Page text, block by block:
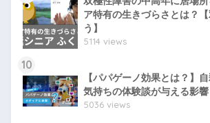
ア特有の生きづらさとは？
う】
5114 views
10
【パパゲーノ効果とは？】
気持ちの体験談が与える影響
5036 views